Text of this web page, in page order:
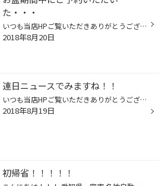
た・・・
いつも当店HPご覧いただきありがとうございます。 タイヤ館一宮バイパス店です。 早速 お盆期間中にご予約いただいていた 「タイヤ」 入荷しました！！ お取付が楽しみです(^^)/
2018年8月20日
連日ニュースでみますね！！
いつも当店HPご覧いただきありがとうございます。 タイヤ館一宮バイパス店です。 お盆休み満喫できましたか？ ニュースでは、連日のように「あおり運転」「危険運転」が報道されておりますね！ 対策していますか？ 携帯電話で撮影なんての一つの手ですが 車には 「ドライブレコーダー」が取付できま...
2018年8月19日
初帰省！！！！！